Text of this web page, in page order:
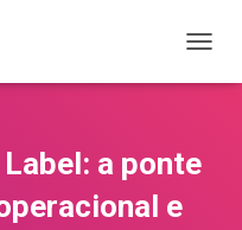
O
E
a ponte
e